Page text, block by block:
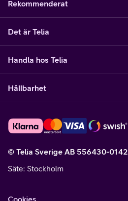
Rekommenderat
Det är Telia
Handla hos Telia
Hållbarhet
© Telia Sverige AB 556430-0142
Säte: Stockholm
Cookies